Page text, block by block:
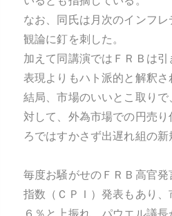
なお、同氏は月次のインフ
観論に釘を刺した。
加えて同講演ではＦＲＢは
表現よりもハト派的と解釈
結局、市場のいいとこ取りで
対して、外為市場での円売
ろではすかさず出遅れ組の新
毎度お騒がせのＦＲＢ高官
指数（ＣＰＩ）発表もあり
６％と上振れ、パウエル議